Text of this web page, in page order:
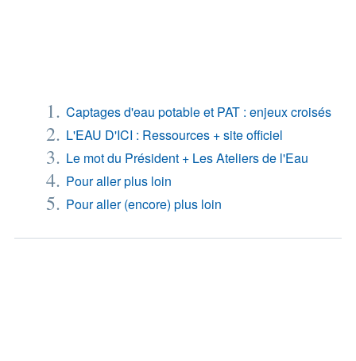
Captages d'eau potable et PAT : enjeux croisés
L'EAU D'ICI : Ressources + site officiel
Le mot du Président + Les Ateliers de l'Eau
Pour aller plus loin
Pour aller (encore) plus loin